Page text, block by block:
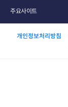
개인정보처리방침
주요사이트